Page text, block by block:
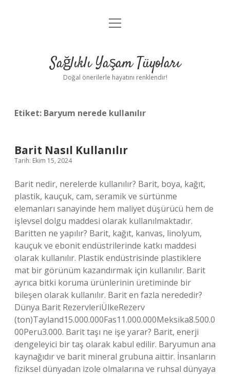
Anasayfa
Yasal Uyarı
menüyü
Sağlıklı Yaşam Tüyoları
Doğal önerilerle hayatını renklendir!
Etiket: Baryum nerede kullanılır
Barit Nasıl Kullanılır
Tarih: Ekim 15, 2024
Barit nedir, nerelerde kullanılır? Barit, boya, kağıt,
plastik, kauçuk, cam, seramik ve sürtünme
elemanları sanayinde hem maliyet düşürücü hem de
işlevsel dolgu maddesi olarak kullanılmaktadır.
Baritten ne yapılır? Barit, kağıt, kanvas, linolyum,
kauçuk ve ebonit endüstrilerinde katkı maddesi
olarak kullanılır. Plastik endüstrisinde plastiklere
mat bir görünüm kazandırmak için kullanılır. Barit
ayrıca bitki koruma ürünlerinin üretiminde bir
bileşen olarak kullanılır. Barit en fazla nerededir?
Dünya Barit RezervleriÜlkeRezerv
(ton)Tayland15.000.000Fas11.000.000Meksika8.500.0
00Peru3.000. Barit taşı ne işe yarar? Barit, enerji
dengeleyici bir taş olarak kabul edilir. Baryumun ana
kaynağıdır ve barit mineral grubuna aittir. İnsanların
fiziksel dünyadan izole olmalarına ve ruhsal dünyaya